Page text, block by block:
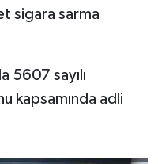
sigara sarma
5607 sayılı
kapsamında adli